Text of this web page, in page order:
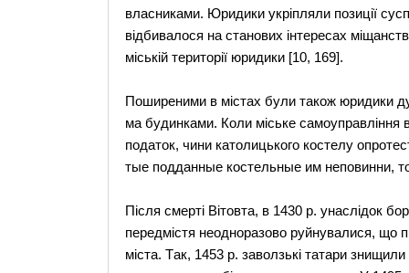
власниками. Юридики укріпляли позиції
відбивалося на станових інтересах
міській території юридики [10, 169].
Поширеними в містах були також юридики
ма будинками. Коли міське самоуправління
податок, чини католицького костелу
тые подданные костельные им неповинни,
Пiсля смертi Biтовта, в 1430 р. унаслiдок
передмiстя неодноразово руйнувалися, що
мiста. Tак, 1453 р. заволзькi татари